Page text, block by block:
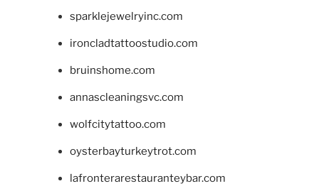
sparklejewelryinc.com
ironcladtattoostudio.com
bruinshome.com
annascleaningsvc.com
wolfcitytattoo.com
oysterbayturkeytrot.com
lafronterarestauranteybar.com